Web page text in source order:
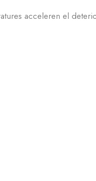
acceleren el